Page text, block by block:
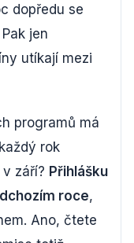
dopředu se
jen
utíkají mezi
programů má
rok
září? Přihlášku
roce,
Ano, čtete